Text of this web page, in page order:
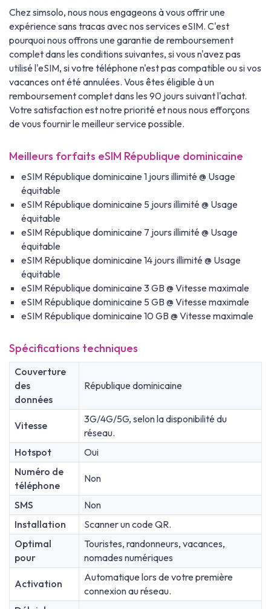
Chez simsolo, nous nous engageons à vous offrir une
expérience sans tracas avec nos services eSIM. C'est
pourquoi nous offrons une garantie de remboursement
complet dans les conditions suivantes, si vous n'avez pas
utilisé l'eSIM, si votre téléphone n'est pas compatible ou si vos
vacances ont été annulées. Vous êtes éligible à un
remboursement complet dans les 90 jours suivant l'achat.
Votre satisfaction est notre priorité et nous nous efforçons
de vous fournir le meilleur service possible.
Meilleurs forfaits eSIM République dominicaine
eSIM République dominicaine 1 jours illimité @ Usage
équitable
eSIM République dominicaine 5 jours illimité @ Usage
équitable
eSIM République dominicaine 7 jours illimité @ Usage
équitable
eSIM République dominicaine 14 jours illimité @ Usage
équitable
eSIM République dominicaine 3 GB @ Vitesse maximale
eSIM République dominicaine 5 GB @ Vitesse maximale
eSIM République dominicaine 10 GB @ Vitesse maximale
Spécifications techniques
Couverture
des
données
République dominicaine
Vitesse
3G/4G/5G, selon la disponibilité du
réseau.
Hotspot
Oui
Numéro de
téléphone
Non
SMS
Non
Installation
Scanner un code QR.
Optimal
pour
Touristes, randonneurs, vacances,
nomades numériques
Activation
Automatique lors de votre première
connexion au réseau.